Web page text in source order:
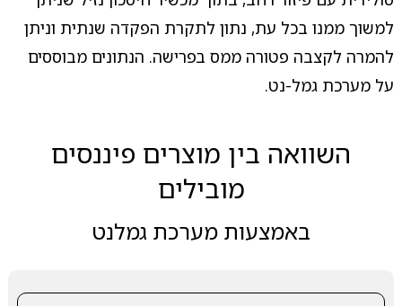
למשוך ממנו בכל עת, נתון לתקרת הפקדה שנתית וניתן
להמרה לקצבה פטורה ממס בפרישה. הנתונים מבוססים
על מערכת גמל-נט.
השוואה בין מוצרים פיננסים
מובילים
באמצעות מערכת גמלנט